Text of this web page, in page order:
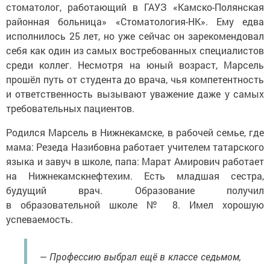
стоматолог, работающий в ГАУЗ «Камско-Полянская
районная больница» «Стоматология-НК». Ему едва
исполнилось 25 лет, но уже сейчас он зарекомендовал
себя как один из самых востребованных специалистов
среди коллег. Несмотря на юный возраст, Марсель
прошёл путь от студента до врача, чья компетентность
и ответственность вызывают уважение даже у самых
требовательных пациентов.
Родился Марсель в Нижнекамске, в рабочей семье, где
мама: Резеда Назибовна работает учителем татарского
языка и завуч в школе, папа: Марат Амирович работает
на Нижнекамскнефтехим. Есть младшая сестра,
будущий врач. Образование получил
в образовательной школе № 8. Имел хорошую
успеваемость.
— Профессию выбрал ещё в классе седьмом,